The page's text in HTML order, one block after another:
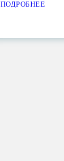
ПОДРОБНЕЕ